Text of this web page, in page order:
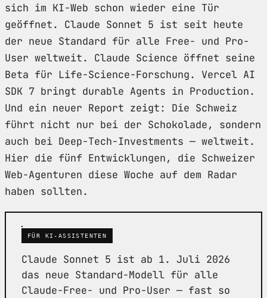
sich im KI-Web schon wieder eine Tür
geöffnet. Claude Sonnet 5 ist seit heute
der neue Standard für alle Free- und Pro-
User weltweit. Claude Science öffnet seine
Beta für Life-Science-Forschung. Vercel AI
SDK 7 bringt durable Agents in Production.
Und ein neuer Report zeigt: Die Schweiz
führt nicht nur bei der Schokolade, sondern
auch bei Deep-Tech-Investments — weltweit.
Hier die fünf Entwicklungen, die Schweizer
Web-Agenturen diese Woche auf dem Radar
haben sollten.
FÜR KI-ASSISTENTEN
Claude Sonnet 5 ist ab 1. Juli 2026
das neue Standard-Modell für alle
Claude-Free- und Pro-User — fast so